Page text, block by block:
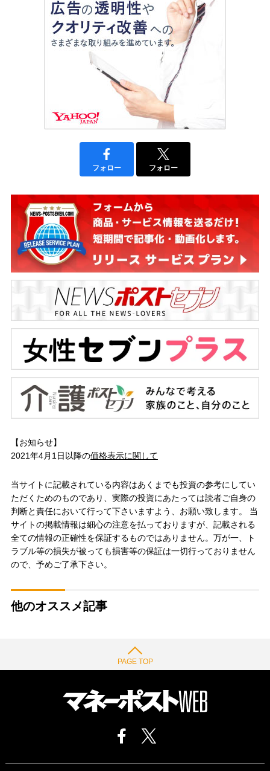
フォロー フォロー
【お知らせ】
2021年4月1日以降の価格表示に関して
当サイトに記載されている内容はあくまでも投資の参考にしてい
ただくためのものであり、実際の投資にあたっては読者ご自身の
判断と責任において行って下さいますよう、お願い致します。 当
サイトの掲載情報は細心の注意を払っておりますが、記載される
全ての情報の正確性を保証するものではありません。万が一、ト
ラブル等の損失が被っても損害等の保証は一切行っておりません
ので、予めご了承下さい。
他のオススメ記事
PAGE TOP